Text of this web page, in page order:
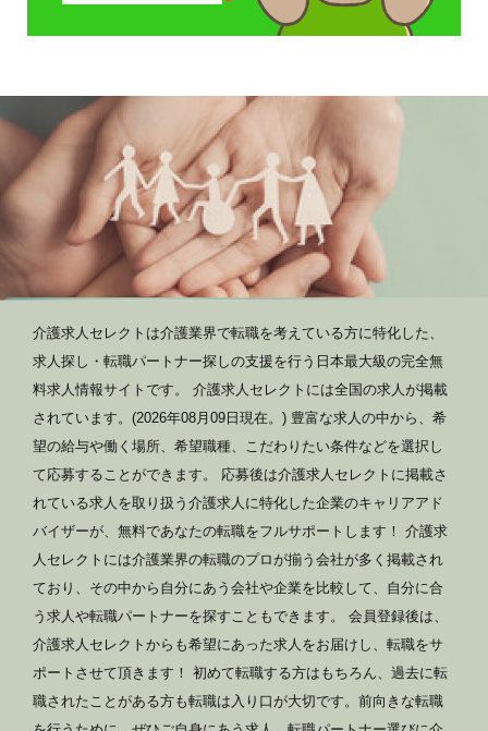
介護求人セレクトは介護業界で転職を考えている方に特化した、
求人探し・転職パートナー探しの支援を行う日本最大級の完全無
料求人情報サイトです。 介護求人セレクトには全国の求人が掲載
されています。(2026年08月09日現在。) 豊富な求人の中から、希
望の給与や働く場所、希望職種、こだわりたい条件などを選択し
て応募することができます。 応募後は介護求人セレクトに掲載さ
れている求人を取り扱う介護求人に特化した企業のキャリアアド
バイザーが、無料であなたの転職をフルサポートします！ 介護求
人セレクトには介護業界の転職のプロが揃う会社が多く掲載され
ており、その中から自分にあう会社や企業を比較して、自分に合
う求人や転職パートナーを探すこともできます。 会員登録後は、
介護求人セレクトからも希望にあった求人をお届けし、転職をサ
ポートさせて頂きます！ 初めて転職する方はもちろん、過去に転
職されたことがある方も転職は入り口が大切です。前向きな転職